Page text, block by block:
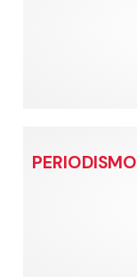
PERIODISMO